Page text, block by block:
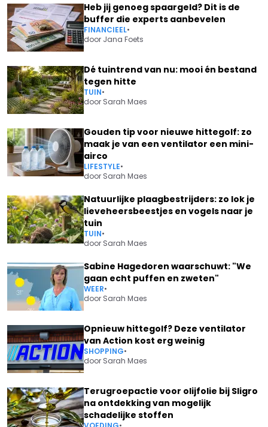
Heb jij genoeg spaargeld? Dit is de
buffer die experts aanbevelen
FINANCIEEL•
door Jana Foets
Dé tuintrend van nu: mooi én bestand
tegen hitte
TUIN•
door Sarah Maes
Gouden tip voor nieuwe hittegolf: zo
maak je van een ventilator een mini-
airco
LIFESTYLE•
door Sarah Maes
Natuurlijke plaagbestrijders: zo lok je
lieveheersbeestjes en vogels naar je
tuin
TUIN•
door Sarah Maes
Sabine Hagedoren waarschuwt: "We
gaan echt puffen en zweten"
WEER•
door Sarah Maes
Opnieuw hittegolf? Deze ventilator
van Action kost erg weinig
SHOPPING•
door Sarah Maes
Terugroepactie voor olijfolie bij Sligro
na ontdekking van mogelijk
schadelijke stoffen